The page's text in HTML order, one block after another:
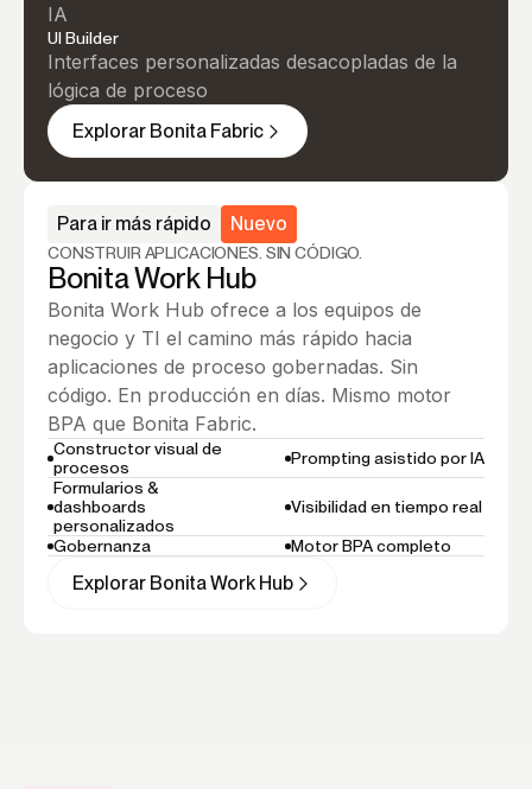
IA
UI Builder
Interfaces personalizadas desacopladas de la
lógica de proceso
Explorar Bonita Fabric
CONSTRUIR APLICACIONES. SIN CÓDIGO.
Bonita Work Hub
Para ir más rápido Nuevo
Bonita Work Hub ofrece a los equipos de
negocio y TI el camino más rápido hacia
aplicaciones de proceso gobernadas. Sin
código. En producción en días. Mismo motor
BPA que Bonita Fabric.
Constructor visual de
procesos
Prompting asistido por IA
Formularios &
dashboards
personalizados
Visibilidad en tiempo real
Gobernanza Motor BPA completo
Explorar Bonita Work Hub